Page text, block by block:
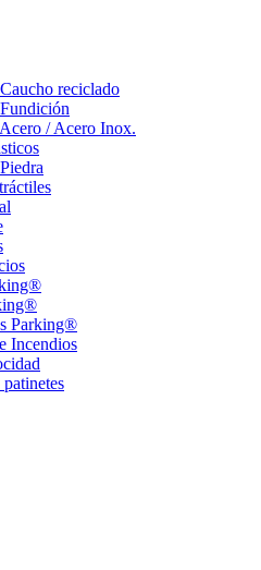
reciclado
/ Acero Inox.
Parking®
Incendios